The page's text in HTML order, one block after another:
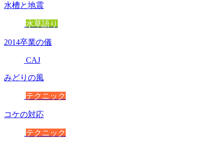
水槽と地震
水草語り
2014卒業の儀
CAJ
みどりの風
テクニック
コケの対応
テクニック